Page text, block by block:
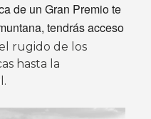
de un Gran Premio te
tendrás acceso
rugido de los
hasta la